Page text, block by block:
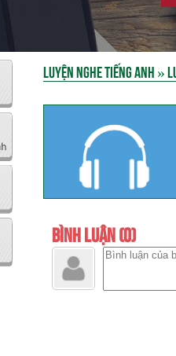
LUYỆN NGHE TIẾNG ANH »
BÌNH LUẬN (0)